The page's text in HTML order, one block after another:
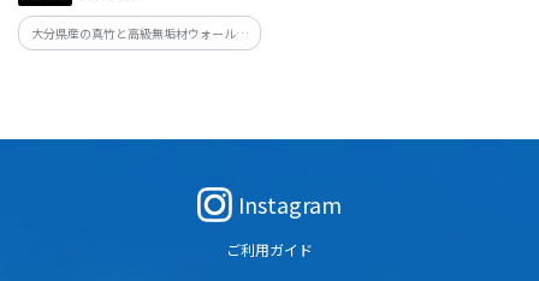
大分県産の真竹と高級無垢材ウォールナ
ットを組み合わせた、縁起の良い竹のア
Instagram
ご利用ガイド